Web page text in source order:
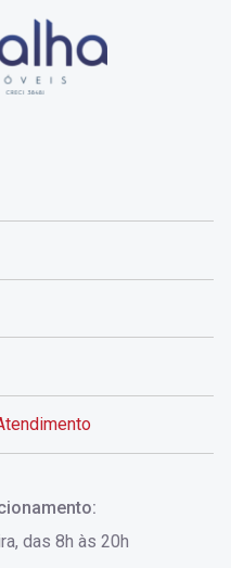
das 8h às 20h